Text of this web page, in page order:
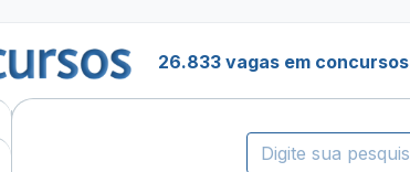
26.833 vagas em concursos